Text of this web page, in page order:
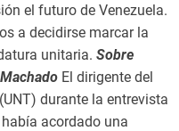
el futuro de Venezuela.
a decidirse marcar la
unitaria. Sobre
El dirigente del
durante la entrevista
acordado una